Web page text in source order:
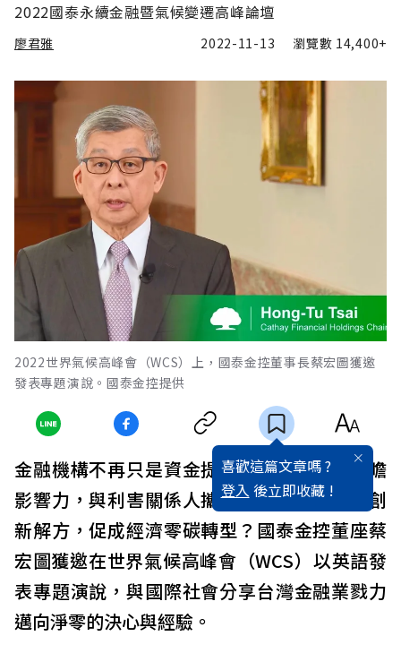
2022國泰永續金融暨氣候變遷高峰論壇
廖君雅 2022-11-13 瀏覽數 14,400+
2022世界氣候高峰會（WCS）上，國泰金控董事長蔡宏圖獲邀
發表專題演說。國泰金控提供
喜歡這篇文章嗎 ?
登入 後立即收藏 !
金融機構不再只是資金提供者，如何發揮前瞻
影響力，與利害關係人攜手，共創氣候金融創
新解方，促成經濟零碳轉型？國泰金控董座蔡
宏圖獲邀在世界氣候高峰會（WCS）以英語發
表專題演說，與國際社會分享台灣金融業戮力
邁向淨零的決心與經驗。